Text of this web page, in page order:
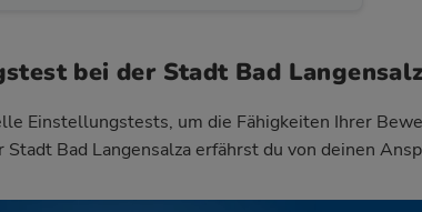
bei der Stadt Bad
Einstellungstests, um die Fähigkeiten Ihrer
Bad Langensalzaerfährst du von deinen